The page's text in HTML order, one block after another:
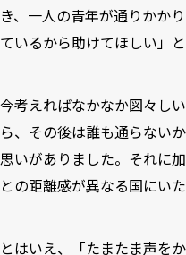
き、一人の青年が通りかか
ているから助けてほしい」と
今考えればなかなか図々し
ら、その後は誰も通らない
思いがありました。それに
との距離感が異なる国にい
とはいえ、「たまたま声を